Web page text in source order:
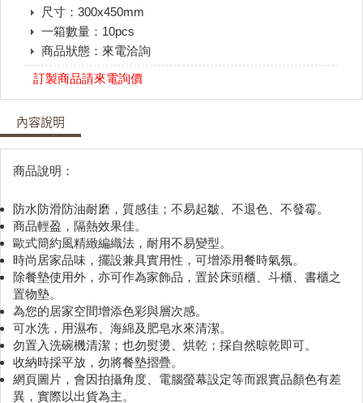
尺寸：300x450mm
一箱數量：10pcs
商品狀態：來電洽詢
訂製商品請來電詢價
內容說明
商品說明：
防水防滑防油耐磨，質感佳；不易起皺、不退色、不發霉。
商品輕盈，隔熱效果佳。
歐式簡約風精緻編織法，耐用不易變型。
時尚居家品味，擺設兼具實用性，可增添用餐時氣氛。
除餐墊使用外，亦可作為家飾品，置於床頭櫃、斗櫃、書櫃之
置物墊。
為您的居家空間增添色彩與層次感。
可水洗，用濕布、海綿及肥皂水來清潔。
勿置入洗碗機清潔；也勿熨燙、烘乾；採自然晾乾即可。
收納時採平放，勿將餐墊摺疊。
網頁圖片，會因拍攝角度、電腦螢幕設定等而跟實品顏色有差
異，實際以出貨為主。